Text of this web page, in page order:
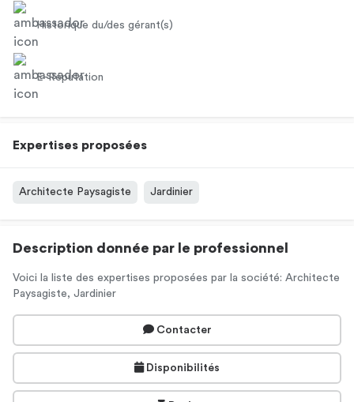
Historique du/des gérant(s)
E-Réputation
Expertises proposées
Architecte Paysagiste Jardinier
Description donnée par le professionnel
Voici la liste des expertises proposées par la société: Architecte
Paysagiste, Jardinier
Contacter
Disponibilités